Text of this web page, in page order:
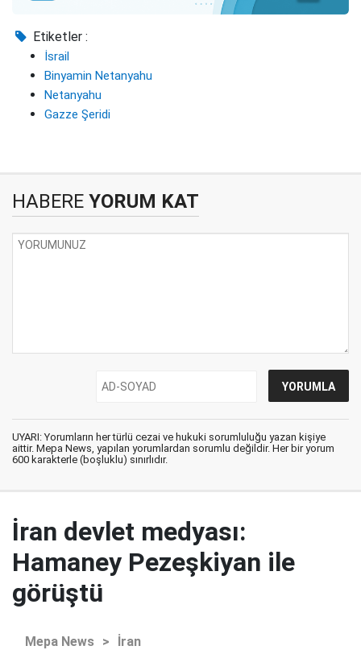
Etiketler :
İsrail
Binyamin Netanyahu
Netanyahu
Gazze Şeridi
HABERE YORUM KAT
UYARI: Yorumların her türlü cezai ve hukuki sorumluluğu yazan kişiye
aittir. Mepa News, yapılan yorumlardan sorumlu değildir. Her bir yorum
600 karakterle (boşluklu) sınırlıdır.
İran devlet medyası:
Hamaney Pezeşkiyan ile
görüştü
Mepa News > İran